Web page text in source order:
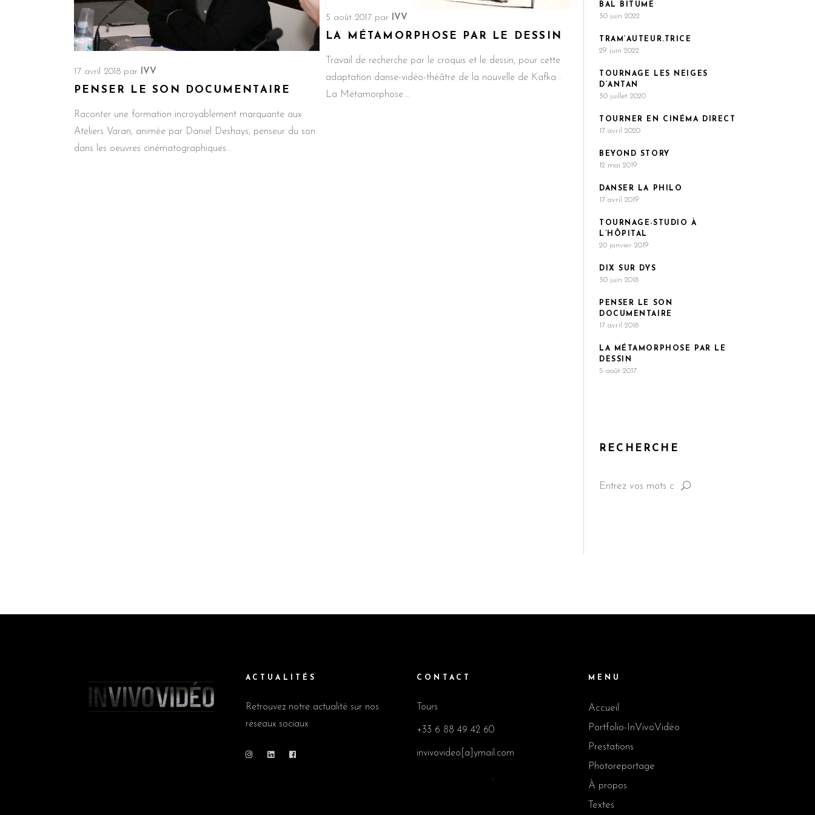
17 avril 2018 par IVV
PENSER LE SON DOCUMENTAIRE
Raconter une formation incroyablement marquante aux
Ateliers Varan, animée par Daniel Deshays, penseur du son
dans les oeuvres cinématographiques
5 août 2017 par IVV
LA MÉTAMORPHOSE PAR LE DESSIN
Travail de recherche par le croquis et le dessin, pour cette
adaptation danse-vidéo-théâtre de la nouvelle de Kafka :
La Métamorphose
BAL BITUME
30 juin 2022
TRAM’AUTEUR.TRICE
29 juin 2022
TOURNAGE LES NEIGES
D’ANTAN
30 juillet 2020
TOURNER EN CINÉMA DIRECT
17 avril 2020
BEYOND STORY
12 mai 2019
DANSER LA PHILO
17 avril 2019
TOURNAGE-STUDIO À
L’HÔPITAL
20 janvier 2019
DIX SUR DYS
30 juin 2018
PENSER LE SON
DOCUMENTAIRE
17 avril 2018
LA MÉTAMORPHOSE PAR LE
DESSIN
5 août 2017
RECHERCHE
for:
ACTUALITÉS
Retrouvez notre actualité sur nos
réseaux sociaux
CONTACT
Tours
+33 6 88 49 42 60
invivovideo[a]ymail.com
MENU
Accueil
Portfolio-InVivoVidéo
Prestations
Photoreportage
À propos
Textes